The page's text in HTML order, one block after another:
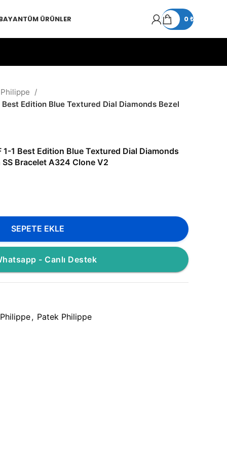
TÜM ÜRÜNLER 0₺
Best Edition Blue Textured Dial Diamonds Bezel
1-1 Best Edition Blue Textured Dial Diamonds
SS Bracelet A324 Clone V2
SEPETE EKLE
- Canlı Destek
, Patek Philippe